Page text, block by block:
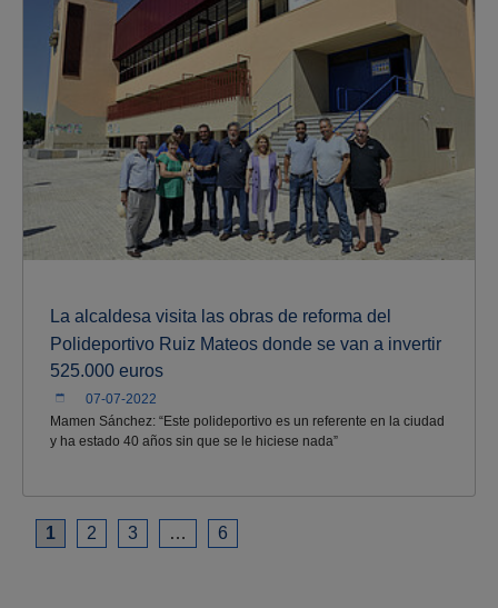
La alcaldesa visita las obras de reforma del
Polideportivo Ruiz Mateos donde se van a invertir
525.000 euros
07-07-2022
Mamen Sánchez: “Este polideportivo es un referente en la ciudad
y ha estado 40 años sin que se le hiciese nada”
1 2 3 … 6